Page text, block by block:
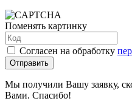
Поменять картинку
Согласен на обработку
Отправить
Мы получили Вашу заявку,
Вами. Спасибо!